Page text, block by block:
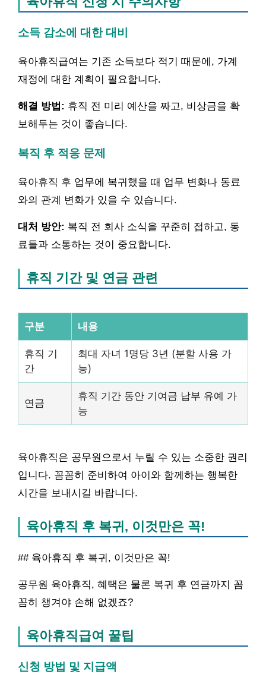
소득 감소에 대한 대비
육아휴직급여는 기존 소득보다 적기 때문에, 가계
재정에 대한 계획이 필요합니다.
해결 방법: 휴직 전 미리 예산을 짜고, 비상금을 확
보해두는 것이 좋습니다.
복직 후 적응 문제
육아휴직 후 업무에 복귀했을 때 업무 변화나 동료
와의 관계 변화가 있을 수 있습니다.
대처 방안: 복직 전 회사 소식을 꾸준히 접하고, 동
료들과 소통하는 것이 중요합니다.
휴직 기간 및 연금 관련
구분 내용
휴직 기
간
최대 자녀 1명당 3년 (분할 사용 가
능)
연금
휴직 기간 동안 기여금 납부 유예 가
능
육아휴직은 공무원으로서 누릴 수 있는 소중한 권리
입니다. 꼼꼼히 준비하여 아이와 함께하는 행복한
시간을 보내시길 바랍니다.
육아휴직 후 복귀, 이것만은 꼭!
## 육아휴직 후 복귀, 이것만은 꼭!
공무원 육아휴직, 혜택은 물론 복귀 후 연금까지 꼼
꼼히 챙겨야 손해 없겠죠?
육아휴직급여 꿀팁
신청 방법 및 지급액